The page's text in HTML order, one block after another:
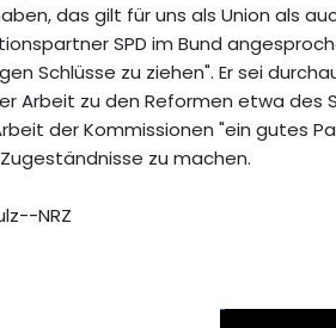
das gilt für uns als Union als
SPD im Bund
Schlüsse zu ziehen". Er sei
Arbeit zu den Reformen etwa des
der Kommissionen "ein gutes
zu machen.
NRZ